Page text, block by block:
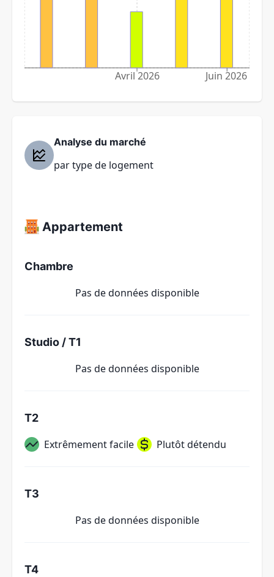
Avril 2026 Juin 2026
Analyse du marché
par type de logement
Appartement
Chambre
Pas de données disponible
Studio / T1
Pas de données disponible
T2
Extrêmement facile Plutôt détendu
T3
Pas de données disponible
T4